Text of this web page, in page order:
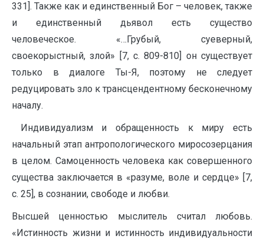
331]. Также как и единственный Бог – человек, также
и единственный дьявол есть существо
человеческое. «…Грубый, суеверный,
своекорыстный, злой» [7, с. 809-810] он существует
только в диалоге Ты-Я, поэтому не следует
редуцировать зло к трансцендентному бесконечному
началу.
Индивидуализм и обращенность к миру есть
начальный этап антропологического миросозерцания
в целом. Самоценность человека как совершенного
существа заключается в «разуме, воле и сердце» [7,
с. 25], в сознании, свободе и любви.
Высшей ценностью мыслитель считал любовь.
«Истинность жизни и истинность индивидуальности